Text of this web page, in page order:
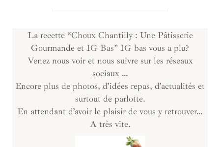
La recette “Choux Chantilly : Une Pâtisserie
Gourmande et IG Bas” IG bas vous a plu?
Venez nous voir et nous suivre sur les réseaux
sociaux …
Encore plus de photos, d’idées repas, d’actualités et
surtout de parlotte.
En attendant d’avoir le plaisir de vous y retrouver…
A très vite.